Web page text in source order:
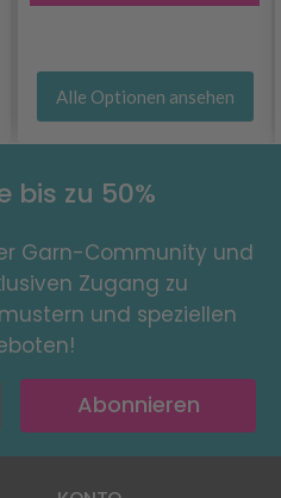
Alle Optionen ansehen
bis zu 50%
Garn-Community und
Zugang zu
und speziellen
Abonnieren